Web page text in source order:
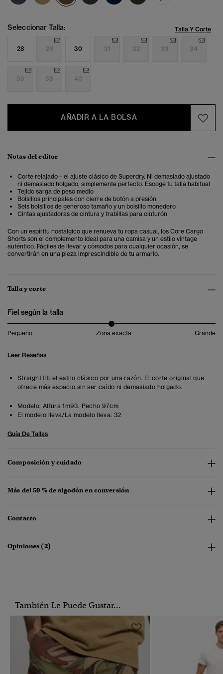
Seleccionar Talla: Talla Y Corte
28 29 30 31 32 33 34
36 38 40
AÑADIR A LA BOLSA
Notas del editor
Corte relajado – el ajuste clásico de Superdry. Ni demasiado ajustado
ni demasiado holgado, simplemente perfecto. Escoge tu talla habitual
Tejido sarga de peso medio
Bolsillos principales con cierre de botón a presión
Seis bolsillos de generoso tamaño y un bolsillo monedero
Cintas ajustadoras de cintura y trabillas para cinturón
Con un espíritu nostálgico que renueva tu ropa casual, los Core Cargo
Shorts son el complemento ideal para una camisa y un estilo vintage
auténtico. Fáciles de llevar y cómodos para cualquier ocasión, se
convertirán en una pieza imprescindible de tu armario.
Talla y corte
Fiel según la talla
Pequeño Zona exacta Grande
Leer Reseñas
Straight fit: el estilo clásico por una razón. El corte original que
ofrece más espacio sin ser caído ni demasiado holgado.
Modelo: Altura 1m93. Pecho 97cm
El modelo lleva/La modelo lleva: 32
Guía De Tallas
Composición y cuidado
Más del 50 % de algodón en conversión
Contacto
Opiniones (2)
También Le Puede Gustar...